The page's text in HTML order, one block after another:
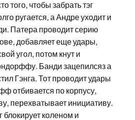
того, чтобы забрать тэг
ругается, а Андре уходит и
Патера проводит серию
добавляет еще удары,
угол, потом кнут и
Банди зацепилсяз а
Гэнга. Тот проводит удары
отбивается по корпусу,
перехватывает инициативу.
блокирует коленом и